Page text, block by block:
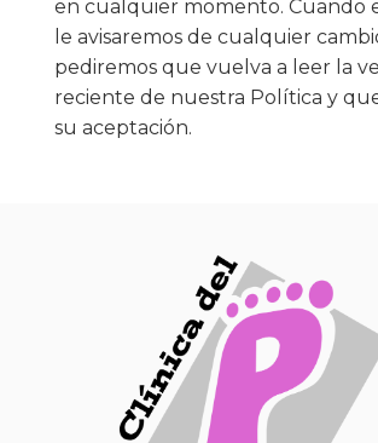
en cualquier momento. Cuando
le avisaremos de cualquier
pediremos que vuelva a leer la
reciente de nuestra Política y
su aceptación.